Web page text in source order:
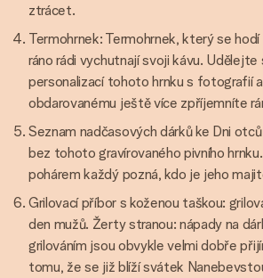
ztrácet.
Termohrnek: Termohrnek, který se
ráno rádi vychutnají svoji kávu.
personalizací tohoto hrnku s fotografií
obdarovanému ještě více zpříjemníte
Seznam nadčasových dárků ke Dni
bez tohoto gravírovaného pivního
pohárem každý pozná, kdo je jeho
Grilovací příbor s koženou taškou:
den mužů. Žerty stranou: nápady na
grilováním jsou obvykle velmi dobře
tomu, že se již blíží svátek